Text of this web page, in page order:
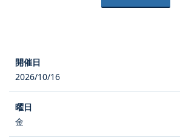
2026/10/16
金